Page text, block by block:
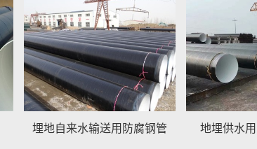
地埋供水用防腐螺旋钢管 城市供